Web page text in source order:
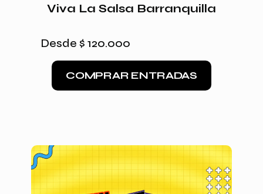
Viva La Salsa Barranquilla
Desde $ 120.000
COMPRAR ENTRADAS